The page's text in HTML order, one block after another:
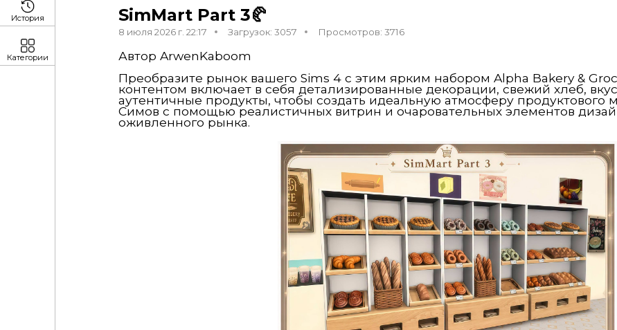
SimMart Part 3🥐
8 июля 2026 г. 22:17 Загрузок: 3057 Просмотров: 3716
Автор ArwenKaboom
Преобразите рынок вашего Sims 4 с этим ярким набором Alpha Bakery &
контентом включает в себя детализированные декорации, свежий хлеб,
аутентичные продукты, чтобы создать идеальную атмосферу продуктового
Симов с помощью реалистичных витрин и очаровательных элементов
оживленного рынка.
История
Категории